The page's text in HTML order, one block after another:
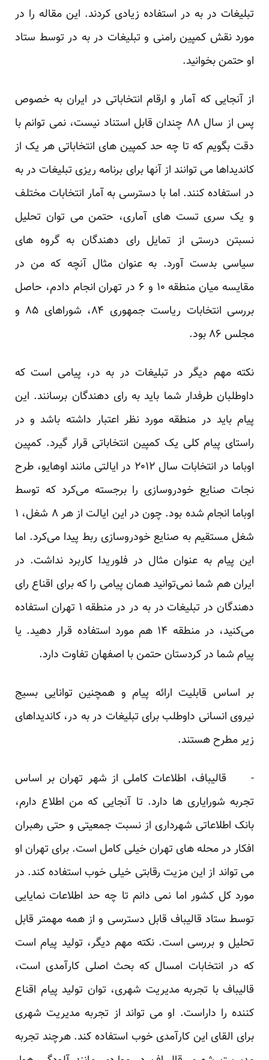
تبلیغات در به در استفاده زیادی کردند. این مقاله را در
مورد نقش کمپین رامنی و تبلیغات در به در توسط ستاد
او حتمن بخوانید.
از آنجایی که آمار و ارقام انتخاباتی در ایران به خصوص
پس از سال ۸۸ چندان قابل استناد نیست، نمی توانم با
دقت بگویم که تا چه حد کمپین های انتخاباتی هر یک از
کاندیداها می توانند از آنها برای برنامه ریزی تبلیغات در به
در استفاده کنند. اما با دسترسی به آمار انتخابات مختلف
و یک سری تست های آماری، حتمن می توان تحلیل
نسبتن درستی از تمایل رای دهندگان به گروه های
سیاسی بدست آورد. به عنوان مثال آنچه که من در
مقایسه میان منطقه ۱۰ و ۶ در تهران انجام دادم، حاصل
بررسی انتخابات ریاست جمهوری ۸۴، شوراهای ۸۵ و
مجلس ۸۶ بود.
نکته مهم دیگر در تبلیغات در به در، پیامی است که
داوطلبان طرفدار شما باید به رای دهندگان برسانند. این
پیام باید در منطقه مورد نظر اعتبار داشته باشد و در
راستای پیام کلی یک کمپین انتخاباتی قرار گیرد. کمپین
اوباما در انتخابات سال ۲۰۱۲ در ایالتی مانند اوهایو، طرح
نجات صنایع خودروسازی را برجسته می‌کرد که توسط
اوباما انجام شده بود. چون در این ایالت از هر ۸ شغل، ۱
شغل مستقیم به صنایع خودروسازی ربط پیدا می‌کرد. اما
این پیام به عنوان مثال در فلوریدا کاربرد نداشت. در
ایران هم شما نمی‌توانید‌‌ همان پیامی را که برای اقناع رای
دهندگان در تبلیغات در به در در منطقه ۱ تهران استفاده
می‌کنید، در منطقه ۱۴ هم مورد استفاده قرار دهید. یا
پیام شما در کردستان حتمن با اصفهان تفاوت دارد.
بر اساس قابلیت ارائه پیام و همچنین توانایی بسیج
نیروی انسانی داوطلب برای تبلیغات در به در، کاندیداهای
زیر مطرح هستند.
- قالیباف، اطلاعات کاملی از شهر تهران بر اساس
تجربه شورایاری ها دارد. تا آنجایی که من اطلاع دارم،
بانک اطلاعاتی شهرداری از نسبت جمعیتی و حتی رهبران
افکار در محله های تهران خیلی کامل است. برای تهران او
می تواند از این مزیت رقابتی خیلی خوب استفاده کند. در
مورد کل کشور اما نمی دانم تا چه حد اطلاعات نمایایی
توسط ستاد قالیباف قابل دسترسی و از همه مهمتر قابل
تحلیل و بررسی است. نکته مهم دیگر، تولید پیام است
که در انتخابات امسال که بحث اصلی کارآمدی است،
قالیباف با تجربه مدیریت شهری، توان تولید پیام اقناع
کننده را داراست. او می تواند از تجربه مدیریت شهری
برای القای این کارآمدی خوب استفاده کند. هرچند تجربه